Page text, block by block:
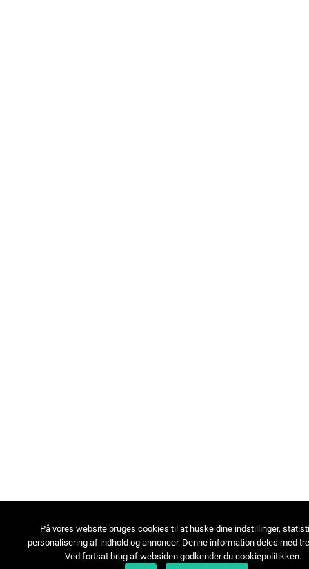
På vores website bruges cookies til at huske dine indstillinger,
personalisering af indhold og annoncer. Denne information deles med
Ved fortsat brug af websiden godkender du cookiepolitikken.